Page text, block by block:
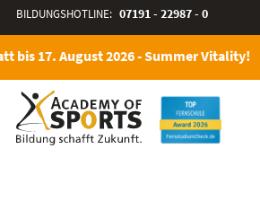
BILDUNGSHOTLINE: 07191 - 22987 - 0
bis 17. August 2026 - Summer Vitality!